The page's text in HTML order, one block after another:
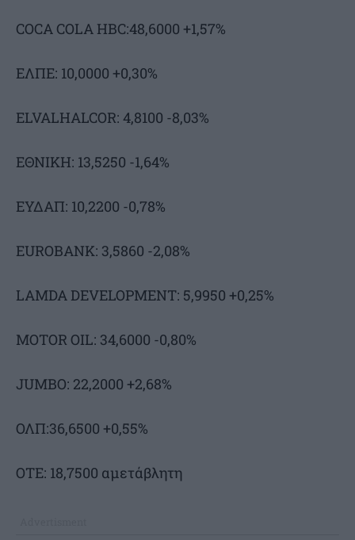
COCA COLA HBC:48,6000 +1,57%
ΕΛΠΕ: 10,0000 +0,30%
ELVALHALCOR: 4,8100 -8,03%
ΕΘΝΙΚΗ: 13,5250 -1,64%
ΕΥΔΑΠ: 10,2200 -0,78%
EUROBANK: 3,5860 -2,08%
LAMDA DEVELOPMENT: 5,9950 +0,25%
MOTOR OIL: 34,6000 -0,80%
JUMBO: 22,2000 +2,68%
ΟΛΠ:36,6500 +0,55%
ΟΤΕ: 18,7500 αμετάβλητη